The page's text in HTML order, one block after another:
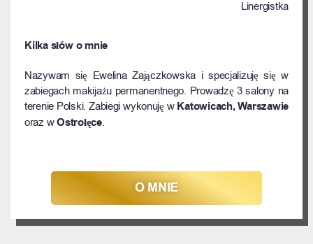
Linergistka
Kilka słów o mnie
Nazywam się Ewelina Zajączkowska i specjalizuję się w
zabiegach makijażu permanentnego. Prowadzę 3 salony na
terenie Polski. Zabiegi wykonuję w Katowicach, Warszawie
oraz wOstrołęce.
O MNIE